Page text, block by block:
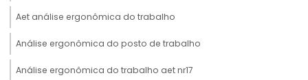
Aet análise ergonômica do trabalho
Análise ergonômica do posto de trabalho
Análise ergonômica do trabalho aet nr17